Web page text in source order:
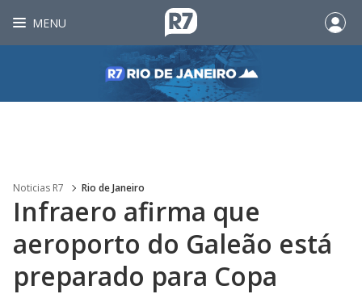
MENU
Noticias R7 Rio de Janeiro
Infraero afirma que
aeroporto do Galeão está
preparado para Copa